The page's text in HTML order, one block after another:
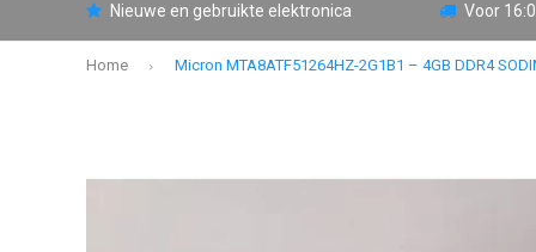
Nieuwe en gebruikte elektronica Voor
Home Micron MTA8ATF51264HZ-2G1B1 – 4GB DDR4